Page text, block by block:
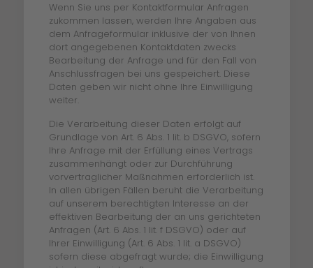
Wenn Sie uns per Kontaktformular Anfragen
zukommen lassen, werden Ihre Angaben aus
dem Anfrageformular inklusive der von Ihnen
dort angegebenen Kontaktdaten zwecks
Bearbeitung der Anfrage und für den Fall von
Anschlussfragen bei uns gespeichert. Diese
Daten geben wir nicht ohne Ihre Einwilligung
weiter.
Die Verarbeitung dieser Daten erfolgt auf
Grundlage von Art. 6 Abs. 1 lit. b DSGVO, sofern
Ihre Anfrage mit der Erfüllung eines Vertrags
zusammenhängt oder zur Durchführung
vorvertraglicher Maßnahmen erforderlich ist.
In allen übrigen Fällen beruht die Verarbeitung
auf unserem berechtigten Interesse an der
effektiven Bearbeitung der an uns gerichteten
Anfragen (Art. 6 Abs. 1 lit. f DSGVO) oder auf
Ihrer Einwilligung (Art. 6 Abs. 1 lit. a DSGVO)
sofern diese abgefragt wurde; die Einwilligung